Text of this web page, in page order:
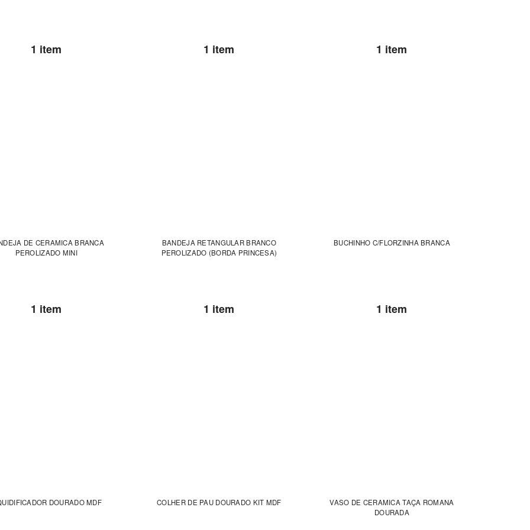
1 item 1 item 1 item
DE CERAMICA BRANCA
PEROLIZADO MINI
1 item
BANDEJA RETANGULAR BRANCO
PEROLIZADO (BORDA PRINCESA)
1 item
BUCHINHO C/FLORZINHA BRANCA
1 item
DOURADO MDF COLHER DE PAU DOURADO KIT MDF
VASO DE CERAMICA TAÇA ROMANA
DOURADA